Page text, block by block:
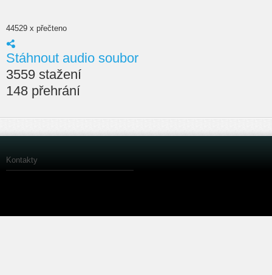
44529 x přečteno
Stáhnout audio soubor
3559 stažení
148 přehrání
Kontakty